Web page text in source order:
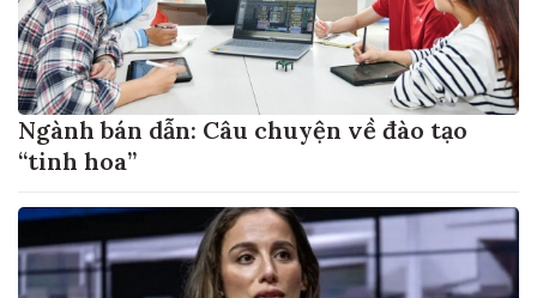
Ngành bán dẫn: Câu chuyện về đào tạo
“tinh hoa”